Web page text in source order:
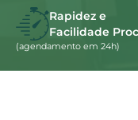
Rapidez e
Facilidade
(agendamento em 24h)